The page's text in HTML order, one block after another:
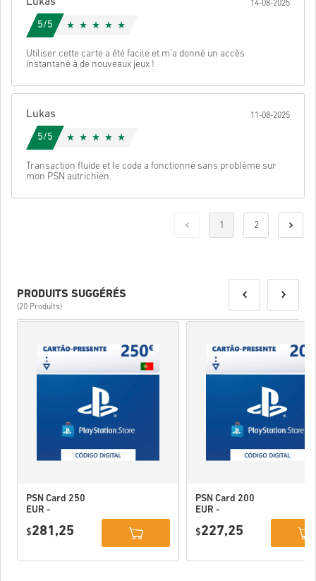
14-08-2025
5/5
Utiliser cette carte a été facile et m’a donné un accès
instantané à de nouveaux jeux !
Lukas 11-08-2025
5/5
Transaction fluide et le code a fonctionné sans problème sur
mon PSN autrichien.
1 2
PRODUITS SUGGÉRÉS
(20 Produits)
PSN Card 250
EUR -
Network
$281,25
PSN Card 200
EUR -
Network
$227,25